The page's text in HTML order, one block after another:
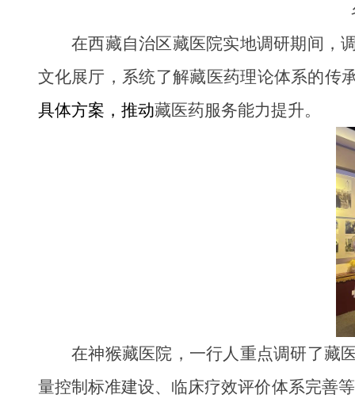
在西藏自治区藏医院实地调研期间，
文化展厅，系统了解藏医药理论体系的传
具体方案，推动藏医药服务能力提升。
在神猴藏医院，一行人重点调研了藏
量控制标准建设、临床疗效评价体系完善